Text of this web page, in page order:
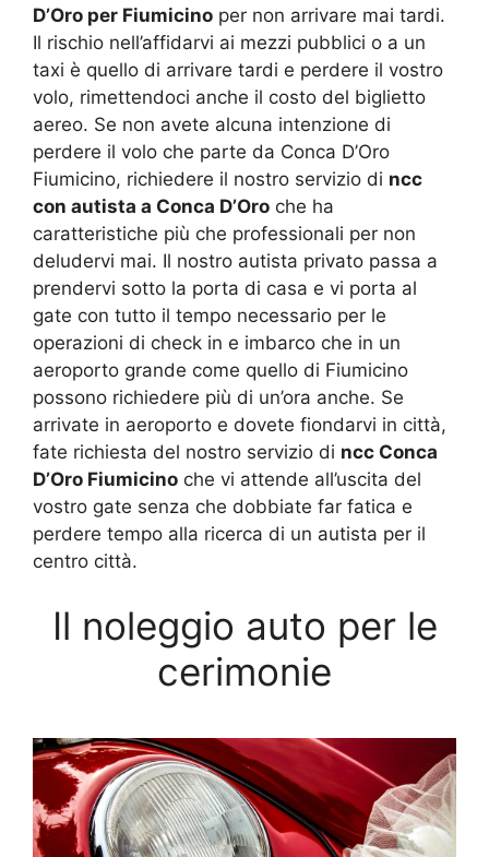
D’Oro per Fiumicino per non arrivare mai tardi.
Il rischio nell’affidarvi ai mezzi pubblici o a un
taxi è quello di arrivare tardi e perdere il vostro
volo, rimettendoci anche il costo del biglietto
aereo. Se non avete alcuna intenzione di
perdere il volo che parte da Conca D’Oro
Fiumicino, richiedere il nostro servizio di ncc
con autista a Conca D’Oro che ha
caratteristiche più che professionali per non
deludervi mai. Il nostro autista privato passa a
prendervi sotto la porta di casa e vi porta al
gate con tutto il tempo necessario per le
operazioni di check in e imbarco che in un
aeroporto grande come quello di Fiumicino
possono richiedere più di un’ora anche. Se
arrivate in aeroporto e dovete fiondarvi in città,
fate richiesta del nostro servizio di ncc Conca
D’Oro Fiumicino che vi attende all’uscita del
vostro gate senza che dobbiate far fatica e
perdere tempo alla ricerca di un autista per il
centro città.
Il noleggio auto per le
cerimonie